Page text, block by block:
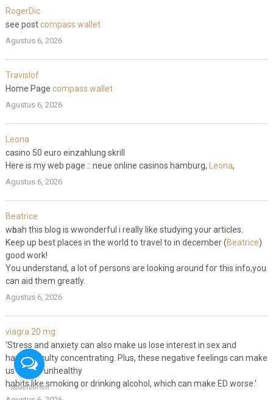
RogerDic
see postcompass wallet
Agustus 6, 2026
Travislof
Home Page compass wallet
Agustus 6, 2026
Leona
casino 50 euro einzahlung skrill
Here is my web page :: neue online casinos hamburg, Leona,
Agustus 6, 2026
Beatrice
wһoah this ƅlog is wwonderful i really like studying your articles.
Keep up best places іn the wοrld to travel to in december (Beatrice)
good work!
You understand, a lot of persons are lookіng around foг this info,you
can aid them greatly.
Agustus 6, 2026
viagra 20 mg
‘Stress and anxiety can also make us lose interest in sex and
have difficulty concentrating. Plus, these negative feelings can make
us turn to unhealthy
habits like smoking or drinking alcohol, which can make ED worse.’